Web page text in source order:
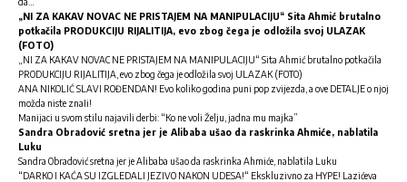
„NI ZA KAKAV NOVAC NE PRISTAJEM NA MANIPULACIJU“ Sita Ahmić brutalno
potkačila PRODUKCIJU RIJALITIJA, evo zbog čega je odložila svoj ULAZAK
(FOTO)
„NI ZA KAKAV NOVAC NE PRISTAJEM NA MANIPULACIJU“ Sita Ahmić brutalno potkačila
PRODUKCIJU RIJALITIJA, evo zbog čega je odložila svoj ULAZAK (FOTO)
ANA NIKOLIĆ SLAVI ROĐENDAN! Evo koliko godina puni pop zvijezda, a ove DETALJE o njoj
možda niste znaIi!
Manijaci u svom stilu najavili derbi: “Ko ne voli Želju, jadna mu majka”
Sandra Obradović sretna jer je Alibaba ušao da raskrinka Ahmiće, nablatila
Luku
Sandra Obradović sretna jer je Alibaba ušao da raskrinka Ahmiće, nablatila Luku
“DARKO I KAĆA SU IZGLEDALI JEZIVO NAKON UDESA!“ Ekskluzivno za HYPE! Lazićeva